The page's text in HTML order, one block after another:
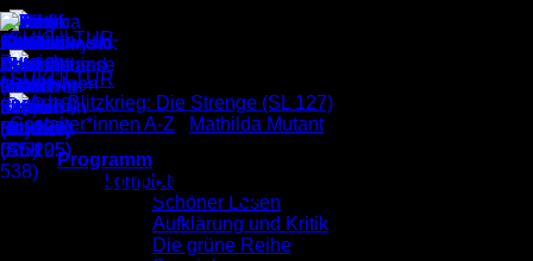
Zum
Inhalt
springen
Programm
komplett
Schöner Lesen
Aufklärung und Kritik
Die grüne Reihe
Gestalter*innen A-Z Mathilda Mutant
Ada Blitzkrieg: Die Strenge
(SL 127)